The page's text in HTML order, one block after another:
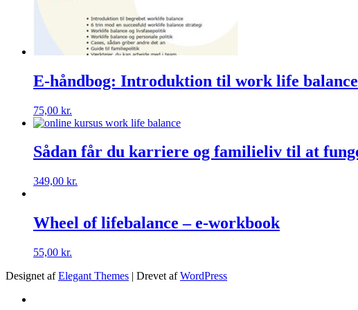
E-håndbog: Introduktion til work life balance
75,00 kr.
Sådan får du karriere og familieliv til at
349,00 kr.
Wheel of lifebalance – e-workbook
55,00 kr.
Designet afElegant Themes | Drevet afWordPress